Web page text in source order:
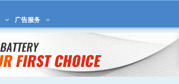
广告服务